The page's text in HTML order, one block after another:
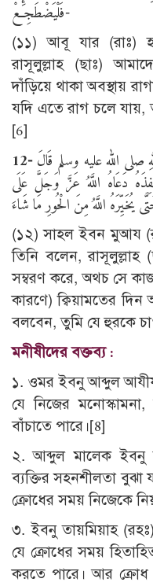
فَلْيَضْطَجِعْ-
(১১) আবূ যার (রাঃ)
রাসূলুল্লাহ (ছাঃ)
দাঁড়িয়ে থাকা অবস্থায়
যদি এতে রাগ চলে
[6]
12-عَنْ سَهْلِ بْنِ مُعَاذٍ عَنْ أَبِيهِ أَنَّ رَسُولَ اللَّهِ صلى الله عليه وسلم قَالَ
دَعَاهُ اللَّهُ عَزَّ وَجَلَّ عَلَى
(১২) সাহল ইবন মুআয
তিনি বলেন, রাসূলুল্লাহ
সম্বরণ করে, অথচ সে
কারণে) ক্বিয়ামতের
বলবেন, তুমি যে হুরকে
মনীষীদের বক্তব্য :
১. ওমর ইবনু আব্দুল
যে নিজের
বাঁচাতে পারে।[8]
২. আব্দুল মালেক ইবনু
ব্যক্তির সহনশীলতা বুঝা
ক্রোধের সময় নিজেকে
৩. ইবনু তায়মিয়াহ
যে ক্রোধের সময়
করতে পারে। আর